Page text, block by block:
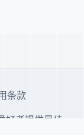
条款
好者提供最佳